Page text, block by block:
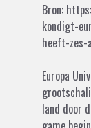
Bron:
kondigt-
heeft-zes-
Europa
land door